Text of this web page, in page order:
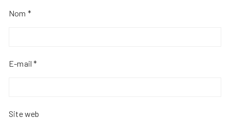
Nom *
E-mail*
Site web